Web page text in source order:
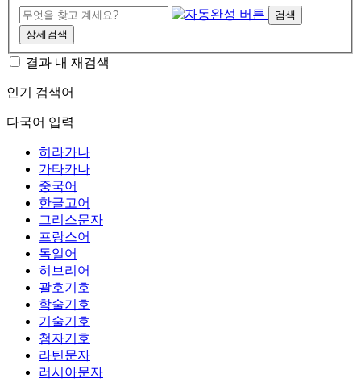
검색
상세검색
결과 내 재검색
인기 검색어
다국어 입력
히라가나
가타카나
중국어
한글고어
그리스문자
프랑스어
독일어
히브리어
괄호기호
학술기호
기술기호
첨자기호
라틴문자
러시아문자